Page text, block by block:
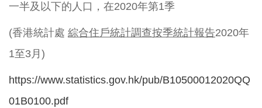
一半及以下的人口，在2020年第1季
(香港統計處 綜合住戶統計調查按季統計報告2020年
1至3月)
https://www.statistics.gov.hk/pub/B10500012020QQ
01B0100.pdf